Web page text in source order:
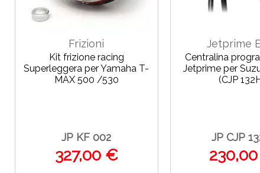
Frizioni
Kit frizione racing
Superleggera per Yamaha T-
MAX 500 /530
JP KF 002
327,00 €
Jetprime
Centralina
Jetprime per
(CJP
JP CJP